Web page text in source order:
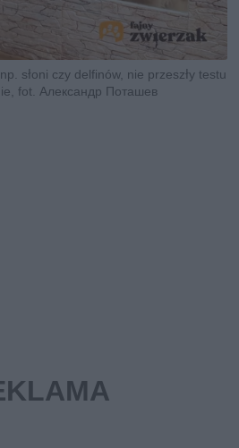
słoni czy delfinów, nie przeszły testu
fot. Александр Поташев